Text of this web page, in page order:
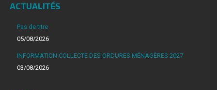
Facebook
nouvelle
fenêtre
ACTUALITÉS
Pas de titre
05/08/2026
INFORMATION COLLECTE DES ORDURES MÉNAGÈRES 2027
03/08/2026